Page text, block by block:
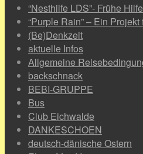
“Nesthilfe LDS”- Frühe
“Purple Rain” – Ein
(Be)Denkzeit
aktuelle Infos
Allgemeine
backschnack
BEBI-GRUPPE
Bus
Club Eichwalde
DANKESCHOEN
deutsch-dänische Ostern